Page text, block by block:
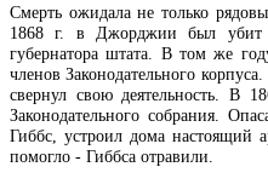
Смерть ожидала не только
1868 г. в Джорджии был убит
губернатора штата. В том же
членов Законодательного
свернул свою деятельность. В
Законодательного собрания.
Гиббс, устроил дома настоящий
помогло - Гиббса отравили.